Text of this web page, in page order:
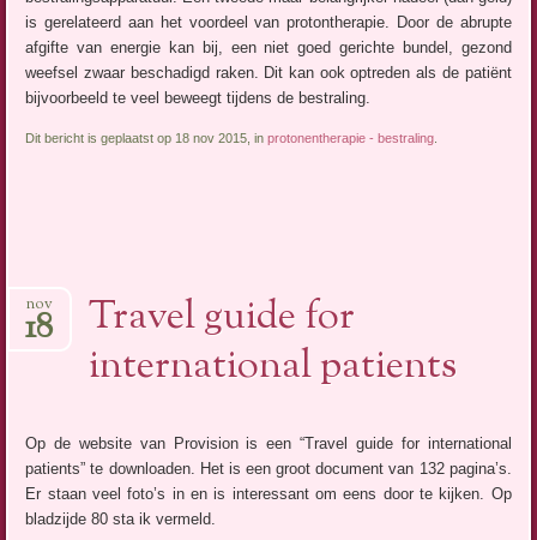
is gerelateerd aan het voordeel van protontherapie. Door de abrupte
afgifte van energie kan bij, een niet goed gerichte bundel, gezond
weefsel zwaar beschadigd raken. Dit kan ook optreden als de patiënt
bijvoorbeeld te veel beweegt tijdens de bestraling.
Dit bericht is geplaatst op 18 nov 2015, inprotonentherapie - bestraling
Travel guide for
international patients
nov
18
Op de website van Provision is een “Travel guide for international
patients” te downloaden. Het is een groot document van 132 pagina’s.
Er staan veel foto’s in en is interessant om eens door te kijken. Op
bladzijde 80 sta ik vermeld.